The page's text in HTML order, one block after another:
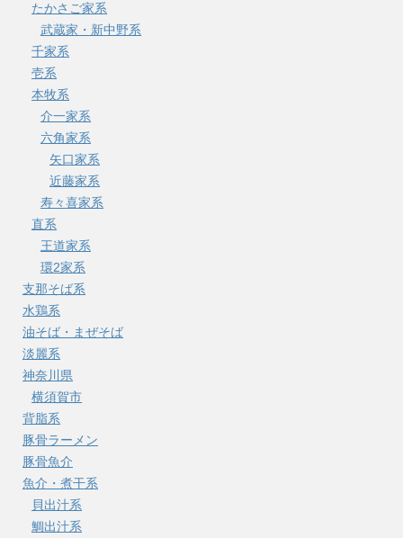
たかさご家系
武蔵家・新中野系
千家系
壱系
本牧系
介一家系
六角家系
矢口家系
近藤家系
寿々喜家系
直系
王道家系
環2家系
支那そば系
水鶏系
油そば・まぜそば
淡麗系
神奈川県
横須賀市
背脂系
豚骨ラーメン
豚骨魚介
魚介・煮干系
貝出汁系
鯛出汁系